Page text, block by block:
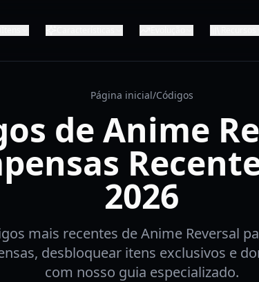
Página inicial/Códigos
de Anime
2026
mais recentes de Anime Reversal
desbloquear itens exclusivos e
com nosso guia especializado.